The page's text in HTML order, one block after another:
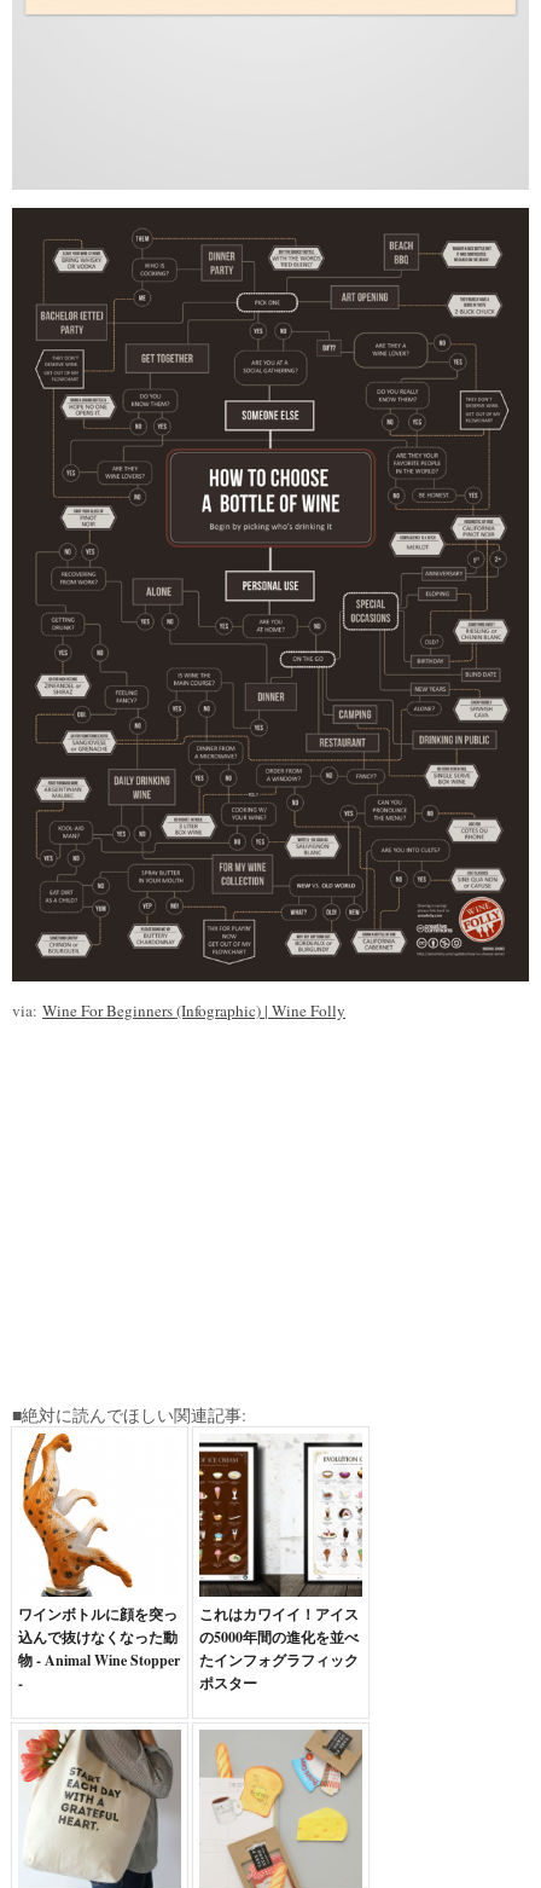
via: Wine For Beginners (Infographic) | Wine Folly
■絶対に読んでほしい関連記事:
ワインボトルに顔を突っ
込んで抜けなくなった動
物 - Animal Wine Stopper
-
これはカワイイ！アイス
の5000年間の進化を並べ
たインフォグラフィック
ポスター